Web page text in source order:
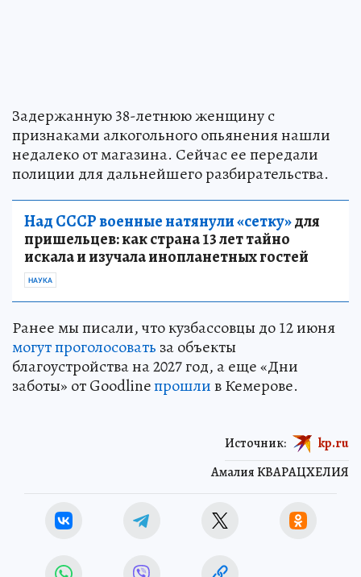
Задержанную 38-летнюю женщину с
признаками алкогольного опьянения нашли
недалеко от магазина. Сейчас ее передали
полиции для дальнейшего разбирательства.
Над СССР военные натянули «сетку»для
пришельцев: как страна 13 лет тайно
искала и изучала инопланетных гостей
НАУКА
Ранее мы писали, что кузбассовцы до 12 июня
могут проголосовать за объекты
благоустройства на 2027 год, а еще «Дни
заботы» от Goodlineпрошлив Кемерове.
Амалия КВАРАЦХЕЛИЯ
Источник: kp.ru